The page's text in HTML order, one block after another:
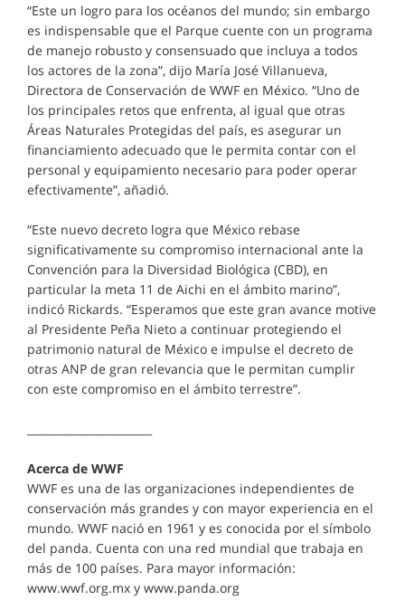
“Este un logro para los océanos del mundo; sin embargo
es indispensable que el Parque cuente con un programa
de manejo robusto y consensuado que incluya a todos
los actores de la zona”, dijo María José Villanueva,
Directora de Conservación de WWF en México. “Uno de
los principales retos que enfrenta, al igual que otras
Áreas Naturales Protegidas del país, es asegurar un
financiamiento adecuado que le permita contar con el
personal y equipamiento necesario para poder operar
efectivamente”, añadió.
“Este nuevo decreto logra que México rebase
significativamente su compromiso internacional ante la
Convención para la Diversidad Biológica (CBD), en
particular la meta 11 de Aichi en el ámbito marino”,
indicó Rickards. “Esperamos que este gran avance motive
al Presidente Peña Nieto a continuar protegiendo el
patrimonio natural de México e impulse el decreto de
otras ANP de gran relevancia que le permitan cumplir
con este compromiso en el ámbito terrestre”.
Acerca de WWF
WWF es una de las organizaciones independientes de
conservación más grandes y con mayor experiencia en el
mundo. WWF nació en 1961 y es conocida por el símbolo
del panda. Cuenta con una red mundial que trabaja en
más de 100 países. Para mayor información:
www.wwf.org.mx y www.panda.org